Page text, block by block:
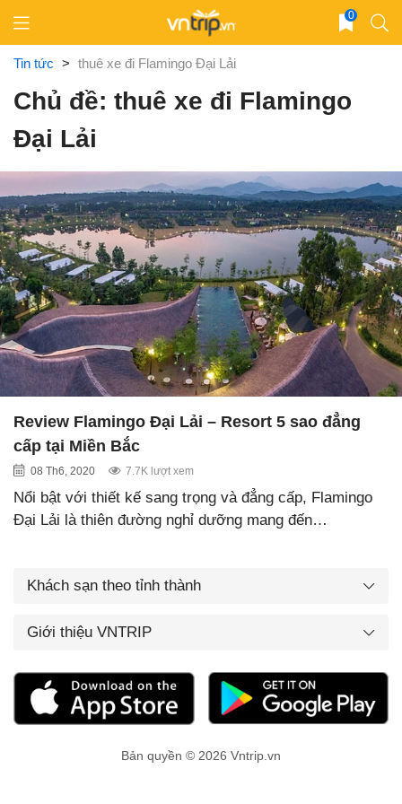
content
0
Tin tức > thuê xe đi Flamingo Đại Lải
Chủ đề: thuê xe đi Flamingo
Đại Lải
Review Flamingo Đại Lải – Resort 5 sao đẳng
cấp tại Miền Bắc
08 Th6, 2020 7.7K lượt xem
Nổi bật với thiết kế sang trọng và đẳng cấp, Flamingo
Đại Lải là thiên đường nghỉ dưỡng mang đến…
Khách sạn theo tỉnh thành
Giới thiệu VNTRIP
Bản quyền © 2026 Vntrip.vn